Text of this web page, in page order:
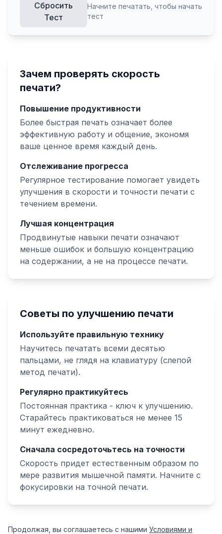
Сбросить
Тест
Начните печатать, чтобы начать
тест
Зачем проверять скорость
печати?
Повышение продуктивности
Более быстрая печать означает более
эффективную работу и общение, экономя
ваше ценное время каждый день.
Отслеживание прогресса
Регулярное тестирование помогает увидеть
улучшения в скорости и точности печати с
течением времени.
Лучшая концентрация
Продвинутые навыки печати означают
меньше ошибок и большую концентрацию
на содержании, а не на процессе печати.
Советы по улучшению печати
Используйте правильную технику
Научитесь печатать всеми десятью
пальцами, не глядя на клавиатуру (слепой
метод печати).
Регулярно практикуйтесь
Постоянная практика - ключ к улучшению.
Старайтесь практиковаться не менее 15
минут ежедневно.
Сначала сосредоточьтесь на точности
Скорость придет естественным образом по
мере развития мышечной памяти. Начните с
фокусировки на точной печати.
Продолжая, вы соглашаетесь с нашими Условиями и